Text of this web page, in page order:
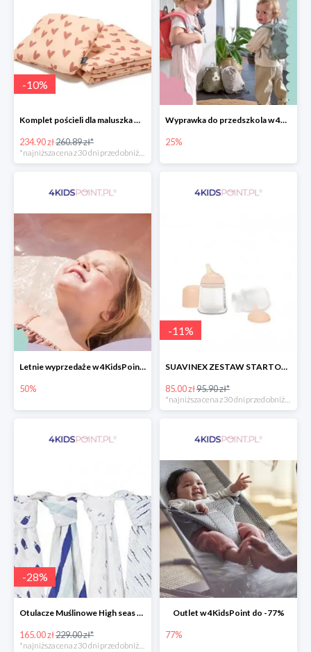
-10%
Komplet pościeli dla maluszka marki La Millou
234.90 zł260.89 zł*
*najniższa cena z 30 dni przed obniżką
Wyprawka do przedszkola w 4KidsPoint do -25%
25%
Letnie wyprzedaże w 4KidsPoint do -50%
50%
-11%
SUAVINEX ZESTAW STARTOWY BUTELKA ZERO ZERO 180 ML
85.00 zł95.90 zł*
-28%
Otulacze Muślinowe High seas 4 szt.
165.00 zł229.00 zł*
*najniższa cena z 30 dni przed obniżką
Outlet w 4KidsPoint do -77%
77%